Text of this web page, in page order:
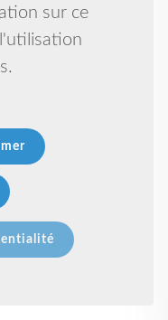
sur ce
kobudo, arts
chamanique,